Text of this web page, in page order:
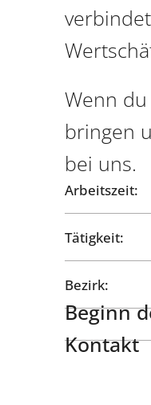
Wenn
bringen
bei uns.
Arbeitszeit:
Tätigkeit:
Bezirk:
Beginn
Kontakt